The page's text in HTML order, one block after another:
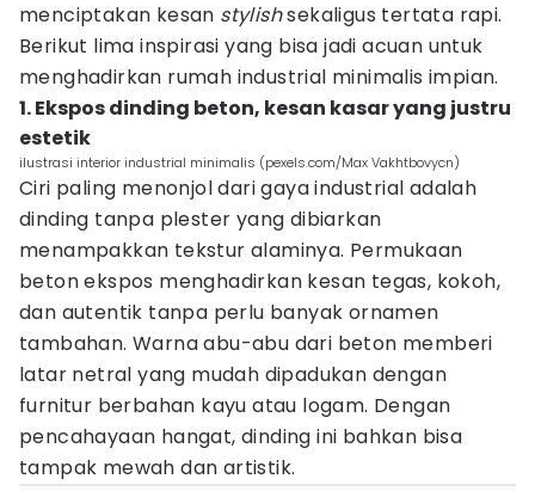
menciptakan kesan stylishsekaligus tertata rapi.
Berikut lima inspirasi yang bisa jadi acuan untuk
menghadirkan rumah industrial minimalis impian.
1. Ekspos dinding beton, kesan kasar yang justru
estetik
ilustrasi interior industrial minimalis (pexels.com/Max Vakhtbovycn)
Ciri paling menonjol dari gaya industrial adalah
dinding tanpa plester yang dibiarkan
menampakkan tekstur alaminya. Permukaan
beton ekspos menghadirkan kesan tegas, kokoh,
dan autentik tanpa perlu banyak ornamen
tambahan. Warna abu-abu dari beton memberi
latar netral yang mudah dipadukan dengan
furnitur berbahan kayu atau logam. Dengan
pencahayaan hangat, dinding ini bahkan bisa
tampak mewah dan artistik.